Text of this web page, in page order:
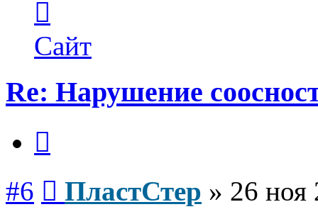
пользователя
ПластСтер
Сайт
Re: Нарушение
#6 ПластСтер » 26 ноя